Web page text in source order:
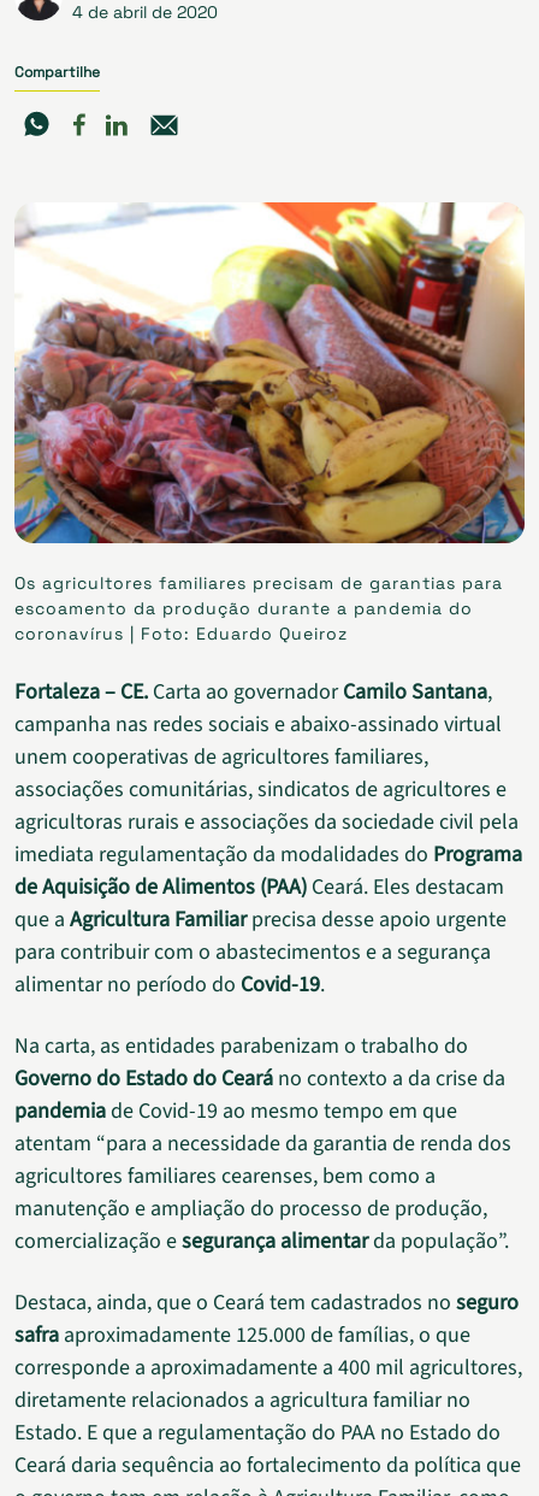
4 de abril de 2020
Compartilhe
Os agricultores familiares precisam de garantias para
escoamento da produção durante a pandemia do
coronavírus | Foto: Eduardo Queiroz
Fortaleza – CE. Carta ao governadorCamilo Santana,
campanha nas redes sociais e abaixo-assinado virtual
unem cooperativas de agricultores familiares,
associações comunitárias, sindicatos de agricultores e
agricultoras rurais e associações da sociedade civil pela
imediata regulamentação da modalidades do Programa
de Aquisição de Alimentos (PAA) Ceará. Eles destacam
que a Agricultura Familiarprecisa desse apoio urgente
para contribuir com o abastecimentos e a segurança
alimentar no período do Covid-19.
Na carta, as entidades parabenizam o trabalho do
Governo do Estado do Ceará no contexto a da crise da
pandemiade Covid-19 ao mesmo tempo em que
atentam “para a necessidade da garantia de renda dos
agricultores familiares cearenses, bem como a
manutenção e ampliação do processo de produção,
comercialização esegurança alimentarda população”.
Destaca, ainda, que o Ceará tem cadastrados no seguro
safra aproximadamente 125.000 de famílias, o que
corresponde a aproximadamente a 400 mil agricultores,
diretamente relacionados a agricultura familiar no
Estado. E que a regulamentação do PAA no Estado do
Ceará daria sequência ao fortalecimento da política que